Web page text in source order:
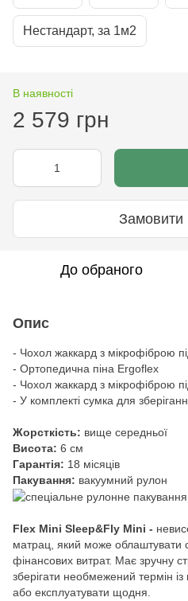
Нестандарт, за 1м2
В наявності
2 579 грн
Замовити
До обраного
Опис
- Чохол жаккард з мікрофіброю
- Ортопедична піна Ergoflex
- Чохол жаккард з мікрофіброю
- У комплекті сумка для
Жорсткість: вище середньої
Висота: 6 см
Гарантія: 18 місяців
Пакування: вакуумний рулон
Flex Mini Sleep&Fly Mini -
матрац, який може облаштувати
фінансових витрат. Має зручну
зберігати необмежений термін
або експлуатувати щодня.